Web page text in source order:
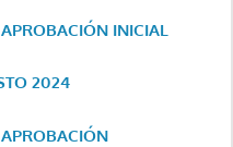
INICIAL
2024